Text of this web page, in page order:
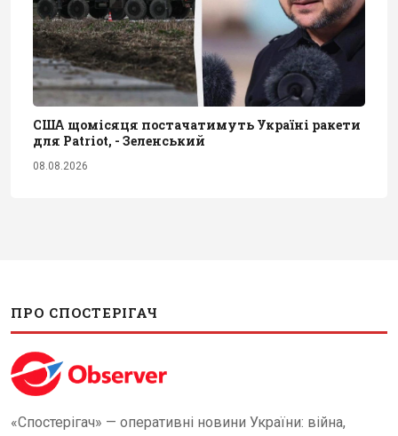
США щомісяця постачатимуть Україні ракети
для Patriot, - Зеленський
08.08.2026
ПРО СПОСТЕРІГАЧ
«Спостерігач» — оперативні новини України: війна,